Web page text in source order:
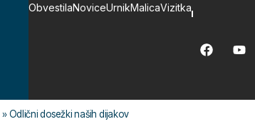
ObvestilaNoviceUrnikMalicaVizitka
»Odlični dosežki naših dijakov